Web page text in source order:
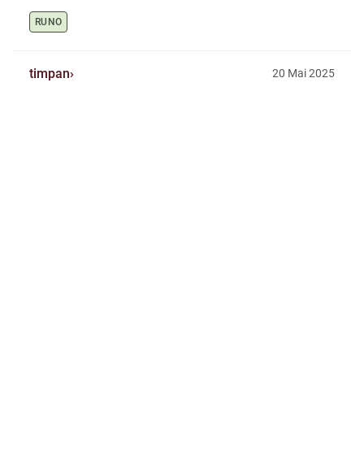
RUNO
timpan 20 Mai 2025